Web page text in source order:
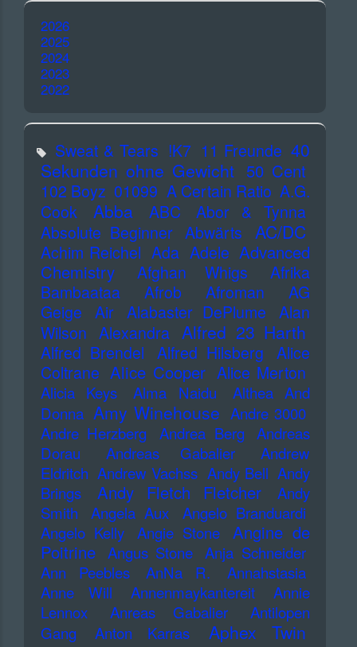
2026
2025
2024
2023
2022
Sweat & Tears !K7 11 Freunde 40
Sekunden ohne Gewicht 50 Cent
102 Boyz 01099 A Certain Ratio A.G.
Cook
Abba ABC
Abor & Tynna
Absolute Beginner Abwärts AC/DC
Achim Reichel Ada Adele Advanced
Chemistry
Afghan Whigs
Afrika
Bambaataa
Afrob Afroman
AG
Geige
Air Alabaster DePlume
Alan
Wilson Alexandra Alfred 23 Harth
Alfred Brendel Alfred Hilsberg
Alice
Coltrane Alice Cooper Alice Merton
Alicia Keys Alma Naidu
Althea And
Donna Amy Winehouse Andre 3000
Andre Herzberg
Andrea Berg
Andreas
Dorau
Andreas Gabalier
Andrew
Eldritch Andrew Vachss Andy Bell Andy
Brings
Andy Fletch Fletcher
Andy
Smith
Angela Aux
Angelo Branduardi
Angelo Kelly
Angie Stone
Angine de
Poitrine Angus Stone Anja Schneider
Ann Peebles
AnNa R.
Annahstasia
Anne Will
Annenmaykantereit
Annie
Lennox
Anreas Gabalier
Antilopen
Gang
Anton Karras Aphex Twin